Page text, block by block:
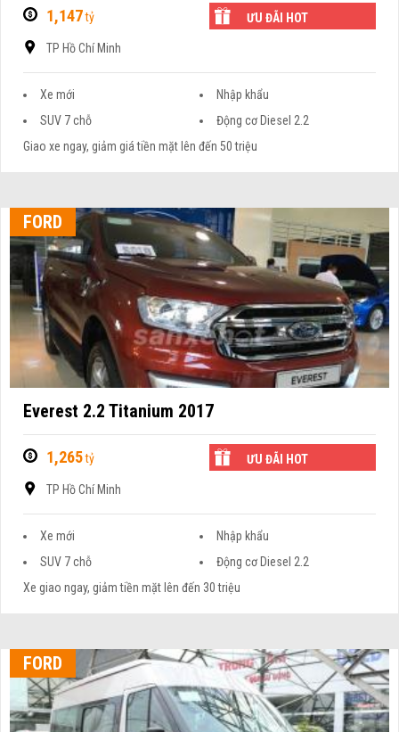
1,147tỷ ƯU ĐÃI HOT
TP Hồ Chí Minh
Xe mới
Nhập khẩu
SUV 7 chỗ
Động cơ Diesel 2.2
Giao xe ngay, giảm giá tiền mặt lên đến 50 triệu
FORD
Everest 2.2 Titanium 2017
1,265tỷ ƯU ĐÃI HOT
TP Hồ Chí Minh
Xe mới
Nhập khẩu
SUV 7 chỗ
Động cơ Diesel 2.2
Xe giao ngay, giảm tiền mặt lên đến 30 triệu
FORD